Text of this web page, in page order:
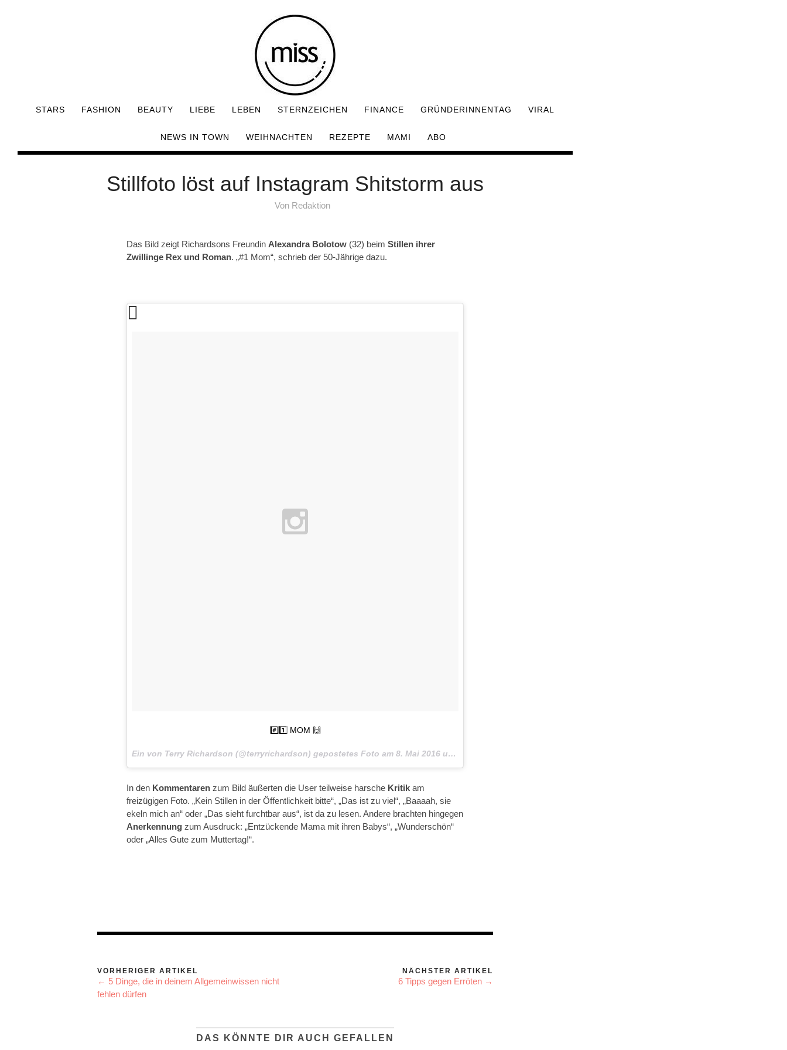
STARS FASHION BEAUTY LIEBE LEBEN STERNZEICHEN FINANCE GRÜNDERINNENTAG VIRAL
NEWS IN TOWN WEIHNACHTEN REZEPTE MAMI ABO
Stillfoto löst auf Instagram Shitstorm aus
Von Redaktion
Das Bild zeigt Richardsons Freundin Alexandra Bolotow (32) beim Stillen ihrer
Zwillinge Rex und Roman. „#1 Mom“, schrieb der 50-Jährige dazu.
#️⃣1️⃣ MOM 🙌
Ein von Terry Richardson (@terryrichardson) gepostetes Foto am 8. Mai 2016 um 13:23 Uhr
In den Kommentaren zum Bild äußerten die User teilweise harsche Kritik am
freizügigen Foto. „Kein Stillen in der Öffentlichkeit bitte“, „Das ist zu viel“, „Baaaah, sie
ekeln mich an“ oder „Das sieht furchtbar aus“, ist da zu lesen. Andere brachten hingegen
Anerkennung zum Ausdruck: „Entzückende Mama mit ihren Babys“, „Wunderschön“
oder „Alles Gute zum Muttertag!“.
VORHERIGER ARTIKEL
← 5 Dinge, die in deinem Allgemeinwissen nicht
fehlen dürfen
NÄCHSTER ARTIKEL
6 Tipps gegen Erröten →
DAS KÖNNTE DIR AUCH GEFALLEN